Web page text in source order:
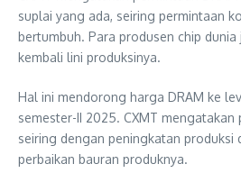
suplai yang ada, seiring permintaan
bertumbuh. Para produsen chip dunia
kembali lini produksinya.
Hal ini mendorong harga DRAM ke
semester-II 2025. CXMT mengatakan
seiring dengan peningkatan produksi
perbaikan bauran produknya.